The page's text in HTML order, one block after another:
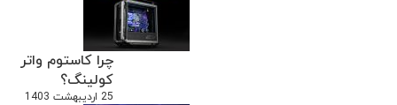
چرا کاستوم واتر
کولینگ؟
25 اردیبهشت 1403